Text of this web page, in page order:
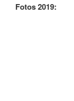
Fotos 2019: